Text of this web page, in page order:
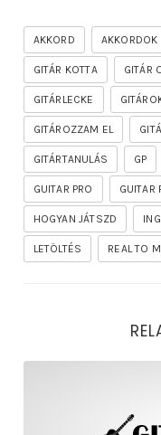
AKKORD AKKORDOK
GITÁR KOTTA GITÁR
GITÁRLECKE
GITÁROZZAM EL
GITÁRTANULÁS GP
GUITAR PRO GUITAR
HOGYAN JÁTSZD
LETÖLTÉS REAL TO